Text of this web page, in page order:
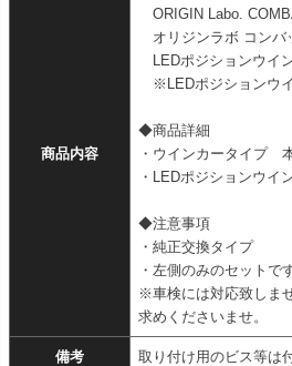
商品内容
ORIGIN Labo.
オリジンラボ コンバ
LEDポジションウイ
※LEDポジションウイ
◆商品詳細
・ウインカータイ
・LEDポジションウ
◆注意事項
・純正交換タイプ
・左側のみのセットで
※車検には対応致しま
求めくださいませ。
備考 取り付け用のビス等は